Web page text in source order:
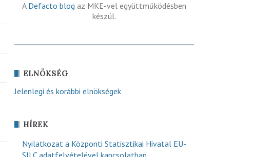
A Defacto blog az MKE-vel együttműködésben
készül.
ELNÖKSÉG
Jelenlegi és korábbi elnökségek
HÍREK
Nyilatkozat a Központi Statisztikai Hivatal EU-
SILC adatfelvételével kapcsolatban